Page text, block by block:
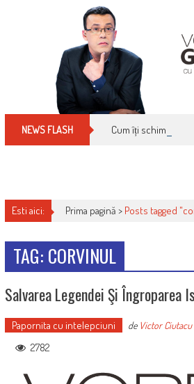
NEWS FLASH Cum îți schimbi,
Esti aici: Prima pagină > Posts tagged
TAG: CORVINUL
Salvarea Legendei Şi Îngroparea
Papornita cu intelepciuni de Victor Ciutacu
2782